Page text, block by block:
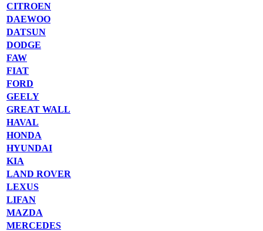
CITROEN
DAEWOO
DATSUN
DODGE
FAW
FIAT
FORD
GEELY
GREAT WALL
HAVAL
HONDA
HYUNDAI
KIA
LAND ROVER
LEXUS
LIFAN
MAZDA
MERCEDES